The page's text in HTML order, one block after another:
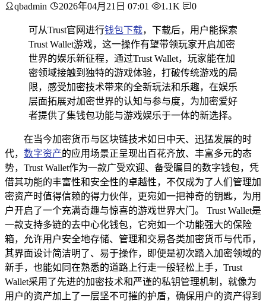
qbadmin 2026年04月21日 07:01 1.1K 0
可从Trust官网进行钱包下载，下载后，用户能探索
Trust Wallet游戏，这一操作有望带领玩家开启加密
世界的娱乐新征程，通过Trust Wallet，玩家能在加
密领域接触到独特的游戏体验，打破传统游戏的局
限，感受加密技术带来的全新玩法和乐趣，在娱乐
层面拓展对加密世界的认知与参与度，为加密爱好
者提供了集钱包功能与游戏娱乐于一体的新选择。
在当今加密货币与区块链技术如日中天、迅猛发展的时
代， 数字资产的应用场景正呈现出百花齐放、丰富多元的态
势，Trust Wallet作为一款广受欢迎、备受瞩目的数字钱包，凭
借其功能的丰富性和安全性的卓越性，不仅成为了人们管理加
密资产时值得信赖的得力伙伴，更宛如一把神奇的钥匙，为用
户开启了一个充满奇趣与惊喜的游戏世界大门。 Trust Wallet是
一款支持多链的去中心化钱包，它宛如一个功能强大的保险
箱，允许用户安全地存储、管理和交易各类加密货币与代币，
其界面设计简洁明了、易于操作，即便是初次踏入加密领域的
新手，也能如同在熟悉的道路上行走一般轻松上手，Trust
Wallet采用了先进的加密技术和严谨的私钥管理机制，就像为
用户的资产加上了一层坚不可摧的护盾，确保用户的资产得到